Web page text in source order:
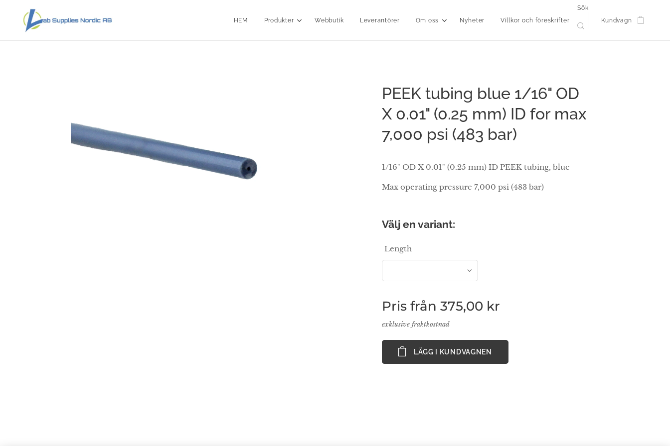
HEM Produkter Webbutik Leverantörer Om oss Nyheter Villkor och föreskrifter
Sök
Kundvagn
PEEK tubing blue 1/16" OD
X 0.01" (0.25 mm) ID for max
7,000 psi (483 bar)
1/16" OD X 0.01" (0.25 mm) ID PEEK tubing, blue
Max operating pressure 7,000 psi (483 bar)
Välj en variant:
Length
Pris från375,00 kr
exklusive fraktkostnad
LÄGG I KUNDVAGNEN